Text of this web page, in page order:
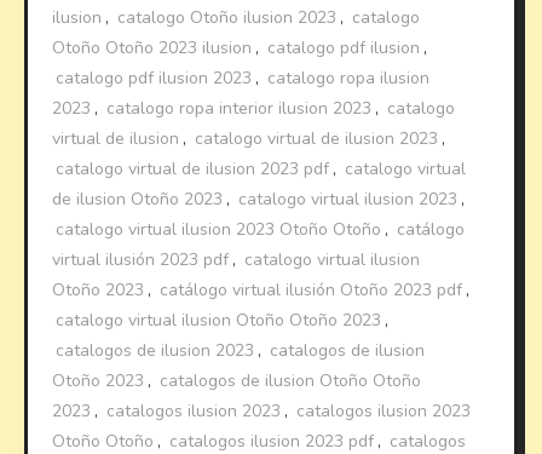
ilusion , catalogo Otoño ilusion 2023 , catalogo
Otoño Otoño 2023 ilusion , catalogo pdf ilusion ,
catalogo pdf ilusion 2023 , catalogo ropa ilusion
2023 , catalogo ropa interior ilusion 2023 , catalogo
virtual de ilusion , catalogo virtual de ilusion 2023 ,
catalogo virtual de ilusion 2023 pdf , catalogo virtual
de ilusion Otoño 2023 , catalogo virtual ilusion 2023 ,
catalogo virtual ilusion 2023 Otoño Otoño , catálogo
virtual ilusión 2023 pdf , catalogo virtual ilusion
Otoño 2023 , catálogo virtual ilusión Otoño 2023 pdf ,
catalogo virtual ilusion Otoño Otoño 2023 ,
catalogos de ilusion 2023 , catalogos de ilusion
Otoño 2023 , catalogos de ilusion Otoño Otoño
2023 , catalogos ilusion 2023 , catalogos ilusion 2023
Otoño Otoño , catalogos ilusion 2023 pdf , catalogos